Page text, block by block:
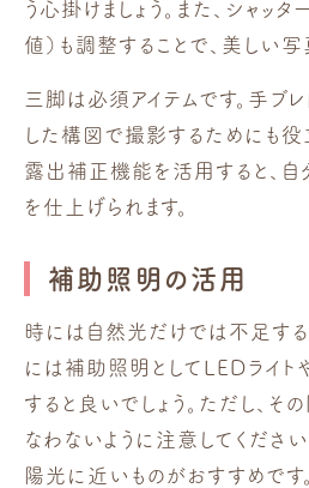
う心掛けましょう。また、シャッ
値）も調整することで、美しい写
三脚は必須アイテムです。手ブ
した構図で撮影するためにも役
露出補正機能を活用すると、
を仕上げられます。
補助照明の活用
時には自然光だけでは不足する
には補助照明としてLEDライト
すると良いでしょう。ただし、
なわないように注意してくださ
陽光に近いものがおすすめです。